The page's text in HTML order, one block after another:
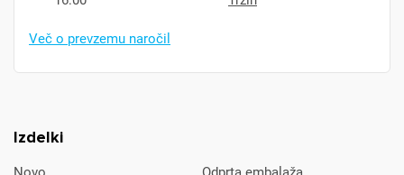
Izdelki
Več o prevzemu naročil